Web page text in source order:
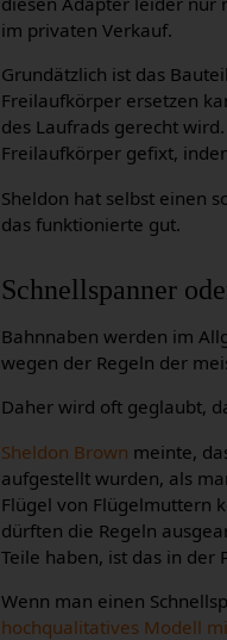
im privaten Verkauf.
Grundätzlich ist das
Freilaufkörper ersetzen
des Laufrads gerecht
Freilaufkörper gefixt,
Sheldon hat selbst einen
das funktionierte gut.
Schnellspanner
Bahnnaben werden im
wegen der Regeln der
Daher wird oft geglaubt,
Sheldon Brown meinte,
aufgestellt wurden, als
Flügel von Flügelmuttern
dürften die Regeln
Teile haben, ist das in der
Wenn man einen
hochqualitatives Modell